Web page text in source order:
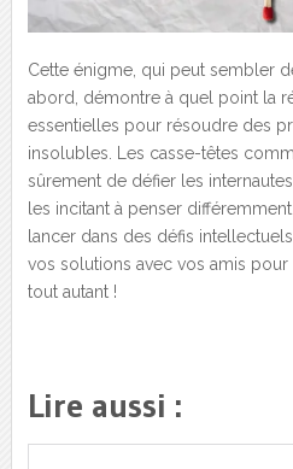
Cette énigme, qui peut sembler
abord, démontre à quel point la
essentielles pour résoudre des
insolubles. Les casse-têtes
sûrement de défier les
les incitant à penser
lancer dans des défis
vos solutions avec vos amis
tout autant !
Lire aussi :